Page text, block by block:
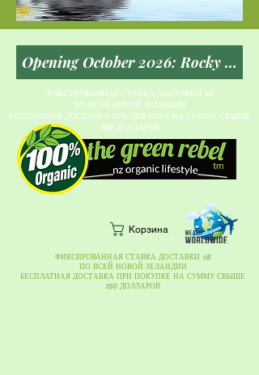
ФИКСИРОВАННАЯ СТАВКА ДОСТАВКИ $5
ПО ВСЕЙ НОВОЙ ЗЕЛАНДИИ
БЕСПЛАТНАЯ ДОСТАВКА ПРИ ПОКУПКЕ НА СУММУ СВЫШЕ
150 ДОЛЛАРОВ
Корзина
ФИКСИРОВАННАЯ СТАВКА ДОСТАВКИ $5
ПО ВСЕЙ НОВОЙ ЗЕЛАНДИИ
БЕСПЛАТНАЯ ДОСТАВКА ПРИ ПОКУПКЕ НА СУММУ СВЫШЕ
150 ДОЛЛАРОВ